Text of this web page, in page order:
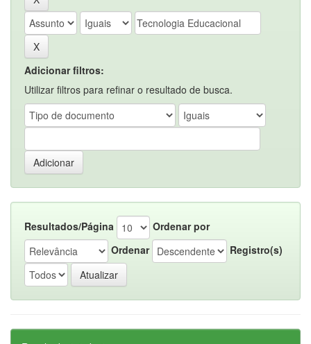
Adicionar filtros:
Utilizar filtros para refinar o resultado de busca.
Resultados/Página
Ordenar por
Ordenar
Registro(s)